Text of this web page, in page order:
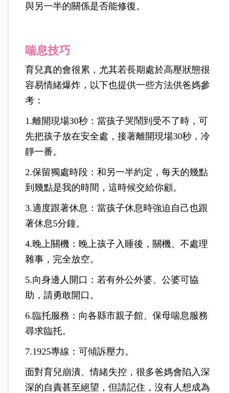
與另一半的關係是否能修復。
喘息技巧
育兒真的會很累，尤其若長期處於高壓狀態很
容易情緒爆炸，以下也提供一些方法供爸媽參
考：
1.離開現場30秒：當孩子哭鬧到受不了時，可
先把孩子放在安全處，接著離開現場30秒，冷
靜一番。
2.保留獨處時段：和另一半約定，每天的幾點
到幾點是我的時間，這時候交給你顧。
3.適度跟著休息：當孩子休息時強迫自己也跟
著休息5分鐘。
4.晚上關機：晚上孩子入睡後，關機、不處理
雜事，完全放空。
5.向身邊人開口：若有外公外婆、公婆可協
助，請勇敢開口。
6.臨托服務：向各縣市親子館、保母喘息服務
尋求臨托。
7.1925專線：可傾訴壓力。
面對育兒崩潰、情緒失控，很多爸媽會陷入深
深的自責甚至絕望，但請記住，沒有人想成為